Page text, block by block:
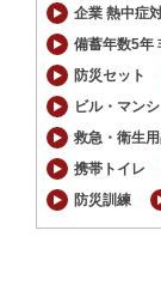
企業 熱中症
備蓄年数5年
防災セット
ビル・マン
救急・衛生
携帯トイレ
防災訓練